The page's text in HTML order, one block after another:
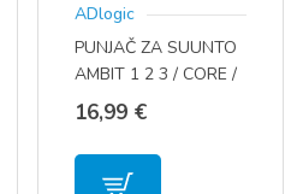
ADlogic
PUNJAČ ZA SUUNTO
AMBIT 1 2 3 / CORE /
TRAVERSE / KAILASH
16,99 €